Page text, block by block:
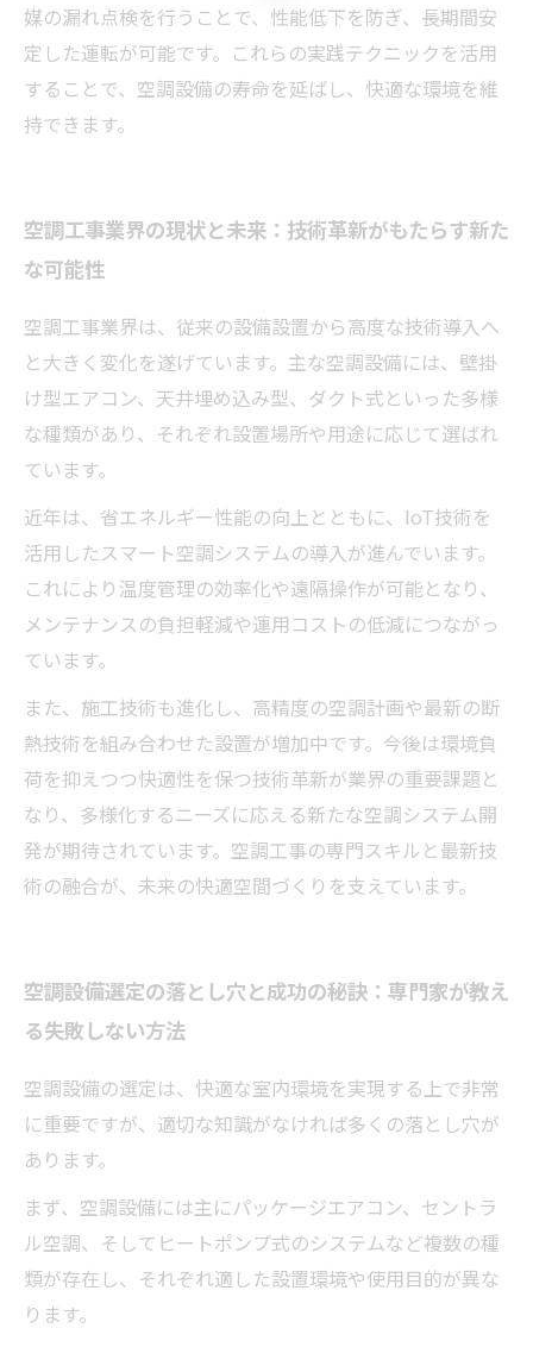
媒の漏れ点検を行うことで、性能低下を防ぎ、長期間安
定した運転が可能です。これらの実践テクニックを活用
することで、空調設備の寿命を延ばし、快適な環境を維
持できます。
空調工事業界の現状と未来：技術革新がもたらす新た
な可能性
空調工事業界は、従来の設備設置から高度な技術導入へ
と大きく変化を遂げています。主な空調設備には、壁掛
け型エアコン、天井埋め込み型、ダクト式といった多様
な種類があり、それぞれ設置場所や用途に応じて選ばれ
ています。
近年は、省エネルギー性能の向上とともに、IoT技術を
活用したスマート空調システムの導入が進んでいます。
これにより温度管理の効率化や遠隔操作が可能となり、
メンテナンスの負担軽減や運用コストの低減につながっ
ています。
また、施工技術も進化し、高精度の空調計画や最新の断
熱技術を組み合わせた設置が増加中です。今後は環境負
荷を抑えつつ快適性を保つ技術革新が業界の重要課題と
なり、多様化するニーズに応える新たな空調システム開
発が期待されています。空調工事の専門スキルと最新技
術の融合が、未来の快適空間づくりを支えています。
空調設備選定の落とし穴と成功の秘訣：専門家が教え
る失敗しない方法
空調設備の選定は、快適な室内環境を実現する上で非常
に重要ですが、適切な知識がなければ多くの落とし穴が
あります。
まず、空調設備には主にパッケージエアコン、セントラ
ル空調、そしてヒートポンプ式のシステムなど複数の種
類が存在し、それぞれ適した設置環境や使用目的が異な
ります。